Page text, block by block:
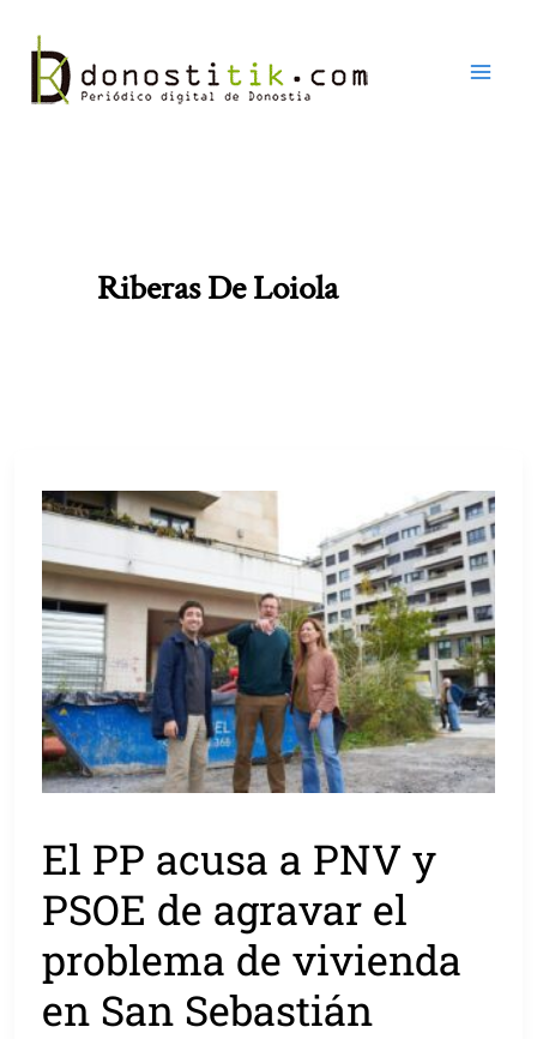
contenido
Riberas De Loiola
El PP acusa a PNV y
PSOE de agravar el
problema de vivienda
en San Sebastián